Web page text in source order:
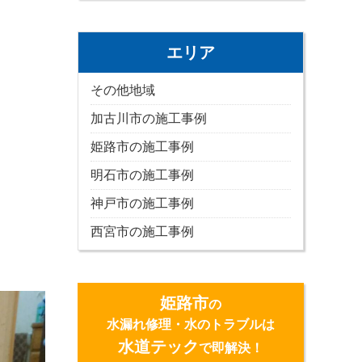
エリア
その他地域
加古川市の施工事例
姫路市の施工事例
明石市の施工事例
神戸市の施工事例
西宮市の施工事例
姫路市の
水漏れ修理・水のトラブルは
水道テックで即解決！